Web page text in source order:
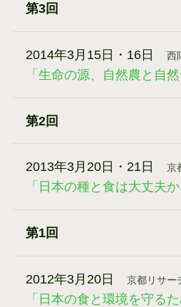
第3回
2014年3月15日・16日 西
「生命の源、自然農と自然
第2回
2013年3月20日・21日 京
「日本の種と食は大丈夫か
第1回
2012年3月20日 京都リサー
「日本の食と環境を守る